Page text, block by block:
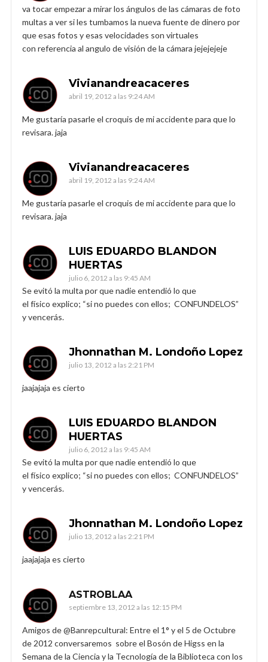
va tocar empezar a mirar los ángulos de las cámaras de foto
multas a ver si les tumbamos la nueva fuente de dinero por
que esas fotos y esas velocidades son virtuales
con referencia al angulo de visión de la cámara jejejejeje
Vivianandreacaceres
abril 19, 2012 a las 9:24 AM
Me gustaría pasarle el croquis de mi accidente para que lo
revisara. jaja
Vivianandreacaceres
abril 19, 2012 a las 9:24 AM
Me gustaría pasarle el croquis de mi accidente para que lo
revisara. jaja
LUIS EDUARDO BLANDON
HUERTAS
julio 6, 2012 a las 9:45 AM
Se evitó la multa por que nadie entendió lo que
el físico explico; “si no puedes con ellos; CONFUNDELOS”
y vencerás.
Jhonnathan M. Londoño Lopez
julio 13, 2012 a las 2:21 PM
jaajajaja es cierto
LUIS EDUARDO BLANDON
HUERTAS
julio 6, 2012 a las 9:45 AM
Se evitó la multa por que nadie entendió lo que
el físico explico; “si no puedes con ellos; CONFUNDELOS”
y vencerás.
Jhonnathan M. Londoño Lopez
julio 13, 2012 a las 2:21 PM
jaajajaja es cierto
ASTROBLAA
septiembre 13, 2012 a las 12:15 PM
Amigos de @Banrepcultural: Entre el 1° y el 5 de Octubre
de 2012 conversaremos sobre el Bosón de Higss en la
Semana de la Ciencia y la Tecnología de la Biblioteca con los